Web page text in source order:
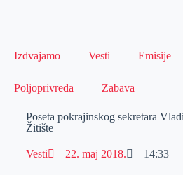
Izdvajamo Vesti Emisije
Poljoprivreda Zabava
Poseta pokrajinskog sekretara
Žitište
Vesti 22. maj 2018. 14:33